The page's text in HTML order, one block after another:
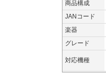
商品構成
JANコード
楽器
グレード
対応機種